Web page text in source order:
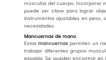
músculos del cuerpo. Incorporar
puede ser clave para lograr
instrumentos ajustables en peso,
necesidades.
Mancuernas de mano
Estas mancuernas permiten un
trabajar diferentes grupos
espalda. Se pueden encontrar